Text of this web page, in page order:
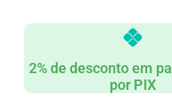
2% de desconto em
por PIX